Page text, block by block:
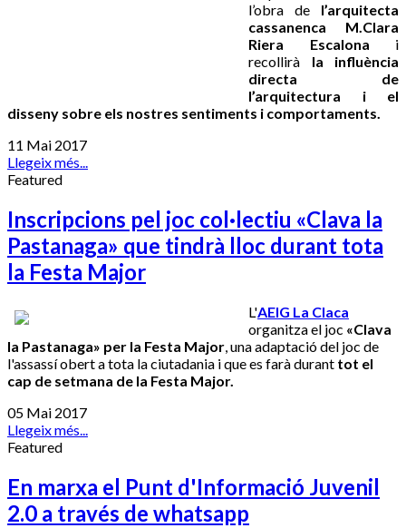
l’obra de l’arquitecta
cassanenca M.Clara
Riera Escalona i
recollirà la influència
directa de
l’arquitectura i el
disseny sobre els nostres sentiments i comportaments.
11 Mai 2017
Llegeix més...
Featured
Inscripcions pel joc col·lectiu «Clava la
Pastanaga» que tindrà lloc durant tota
la Festa Major
L'AEIG La Claca
organitza el joc «Clava
la Pastanaga» per la Festa Major , una adaptació del joc de
l'assassí obert a tota la ciutadania i que es farà durant tot el
cap de setmana de la Festa Major.
05 Mai 2017
Llegeix més...
Featured
En marxa el Punt d'Informació Juvenil
2.0 a través de whatsapp